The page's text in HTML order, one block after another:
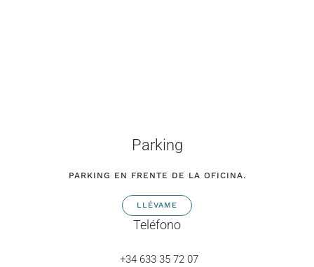
Parking
PARKING EN FRENTE DE LA OFICINA.
LLÉVAME
Teléfono
+34 633 35 72 07